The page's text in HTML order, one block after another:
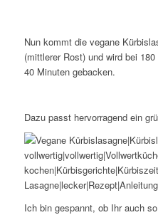
Nun kommt die vegane
(mittlerer Rost) und wird bei
40 Minuten gebacken.
Dazu passt hervorragend ein
Ich bin gespannt, ob Ihr auch